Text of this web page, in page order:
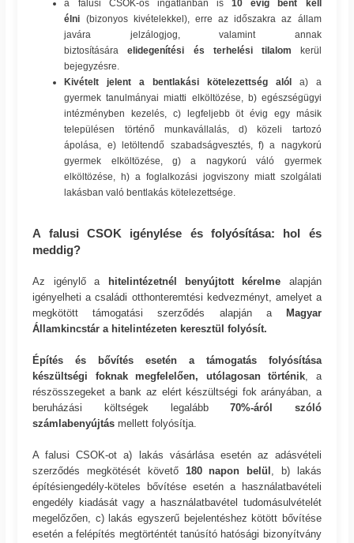
a falusi CSOK-os ingatlanban is
10 évig bent kell
élni (bizonyos kivételekkel), erre az időszakra az állam
javára jelzálogjog, valamint annak
biztosítására
elidegenítési és terhelési tilalom
kerül
bejegyzésre.
Kivételt jelent a bentlakási kötelezettség alól
a) a
gyermek tanulmányai miatti elköltözése, b) egészségügyi
intézményben kezelés, c) legfeljebb öt évig egy másik
településen történő munkavállalás, d) közeli tartozó
ápolása, e) letöltendő szabadságvesztés, f) a nagykorú
gyermek elköltözése, g) a nagykorú váló gyermek
elköltözése, h) a foglalkozási jogviszony miatt szolgálati
lakásban való bentlakás kötelezettsége.
A falusi CSOK igénylése és folyósítása: hol és
meddig?
Az igénylő a hitelintézetnél benyújtott kérelme
alapján
igényelheti a családi otthonteremtési kedvezményt, amelyet a
megkötött támogatási szerződés alapján a
Magyar
Államkincstár a hitelintézeten keresztül folyósít.
Építés és bővítés esetén a támogatás folyósítása
készültségi foknak megfelelően, utólagosan történik, a
részösszegeket a bank az elért készültségi fok arányában, a
beruházási költségek legalább
70%-áról szóló
számlabenyújtás mellett folyósítja.
A falusi CSOK-ot a) lakás vásárlása esetén az adásvételi
szerződés megkötését követő
180 napon belül , b) lakás
építésiengedély-köteles bővítése esetén a használatbavételi
engedély kiadását vagy a használatbavétel tudomásulvételét
megelőzően, c) lakás egyszerű bejelentéshez kötött bővítése
esetén a felépítés megtörténtét tanúsító hatósági bizonyítvány